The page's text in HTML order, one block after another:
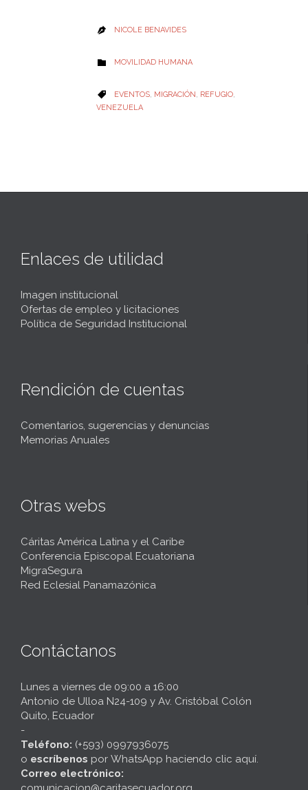
 NICOLE BENAVIDES
 CATEGORY
MOVILIDAD HUMANA
 CATEGORY
EVENTOS, MIGRACIÓN , REFUGIO,
VENEZUELA
Enlaces de utilidad
Imagen institucional
Ofertas de empleo y licitaciones
Política de Seguridad Institucional
Rendición de cuentas
Comentarios, sugerencias y denuncias
Memorias Anuales
Otras webs
Cáritas América Latina y el Caribe
Conferencia Episcopal Ecuatoriana
MigraSegura
Red Eclesial Panamazónica
Contáctanos
Lunes a viernes de 09:00 a 16:00
Antonio de Ulloa N24-109 y Av. Cristóbal Colón
Quito, Ecuador
-
Teléfono: (+593) 0997936075
o escríbenos por WhatsApp haciendo clic aquí.
Correo electrónico: